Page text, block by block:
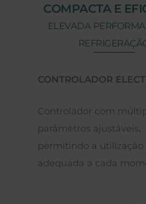
COMPACTA E
ELEVADA
ELECTRÓNICO
múltiplos
mais
momento.
Com
perto
R290
Ozono